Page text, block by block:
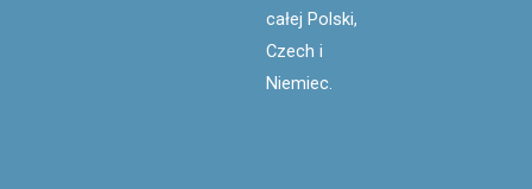
całej Polski,
Czech i
Niemiec.